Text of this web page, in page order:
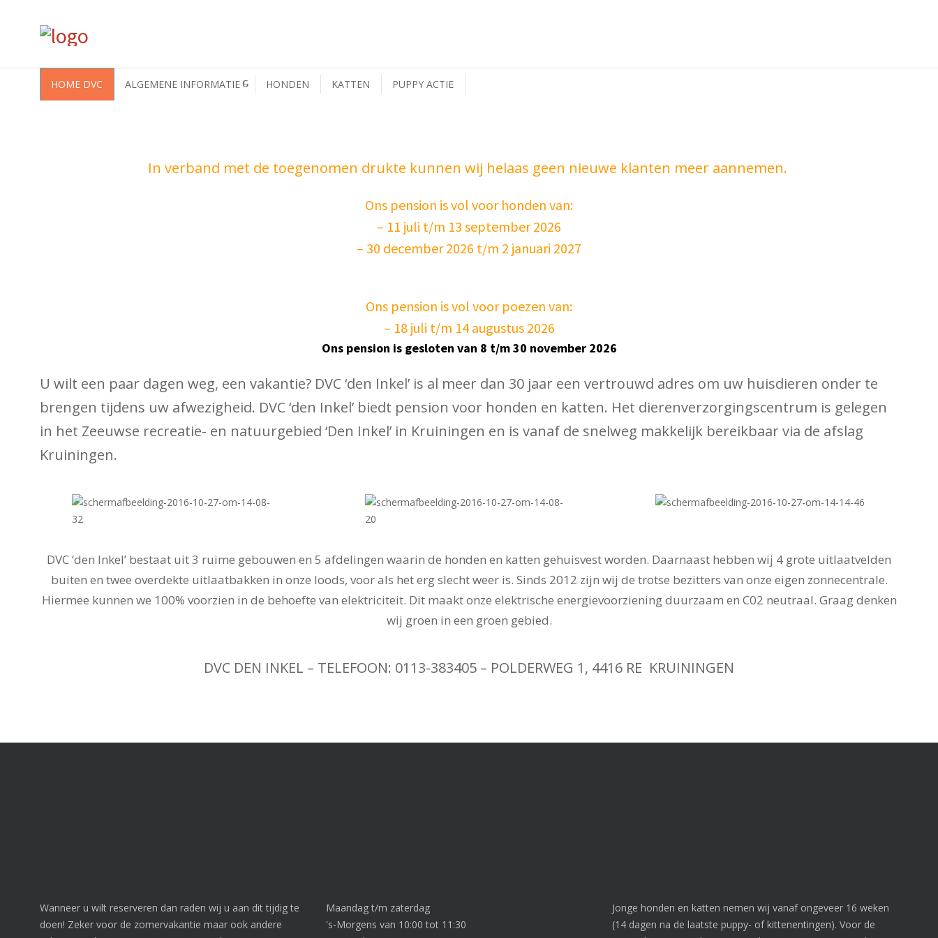
HOME DVC ALGEMENE INFORMATIE HONDEN KATTEN PUPPY ACTIE
In verband met de toegenomen drukte kunnen wij helaas geen nieuwe klanten meer aannemen.
Ons pension is vol voor honden van:
– 11 juli t/m 13 september 2026
– 30 december 2026 t/m 2 januari 2027
Ons pension is vol voor poezen van:
– 18 juli t/m 14 augustus 2026
Ons pension is gesloten van 8 t/m 30 november 2026
U wilt een paar dagen weg, een vakantie? DVC ‘den Inkel’ is al meer dan 30 jaar een vertrouwd adres om uw huisdieren onder te
brengen tijdens uw afwezigheid. DVC ‘den Inkel’ biedt pension voor honden en katten. Het dierenverzorgingscentrum is gelegen
in het Zeeuwse recreatie- en natuurgebied ‘Den Inkel’ in Kruiningen en is vanaf de snelweg makkelijk bereikbaar via de afslag
Kruiningen.
DVC ‘den Inkel’ bestaat uit 3 ruime gebouwen en 5 afdelingen waarin de honden en katten gehuisvest worden. Daarnaast hebben wij 4 grote uitlaatvelden
buiten en twee overdekte uitlaatbakken in onze loods, voor als het erg slecht weer is. Sinds 2012 zijn wij de trotse bezitters van onze eigen zonnecentrale.
Hiermee kunnen we 100% voorzien in de behoefte van elektriciteit. Dit maakt onze elektrische energievoorziening duurzaam en C02 neutraal. Graag denken
wij groen in een groen gebied.
DVC DEN INKEL – TELEFOON: 0113-383405 – POLDERWEG 1, 4416 RE KRUININGEN
Wanneer u wilt reserveren dan raden wij u aan dit tijdig te
doen! Zeker voor de zomervakantie maar ook andere
Maandag t/m zaterdag
's-Morgens van 10:00 tot 11:30
Jonge honden en katten nemen wij vanaf ongeveer 16 weken
(14 dagen na de laatste puppy- of kittenentingen). Voor de